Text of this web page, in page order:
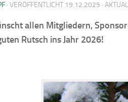
· VERÖFFENTLICHT 19.12.2025 ·
allen Mitgliedern,
Rutsch ins Jahr 2026!